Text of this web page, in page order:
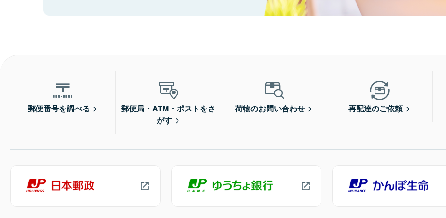
郵便番号を調べる
郵便局・ATM・ポストをさ
がす
荷物のお問い合わせ 再配達のご依頼